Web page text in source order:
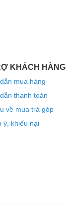
KHÁCH HÀNG
mua hàng
thanh toán
về mua trả góp
ý, khiếu nại